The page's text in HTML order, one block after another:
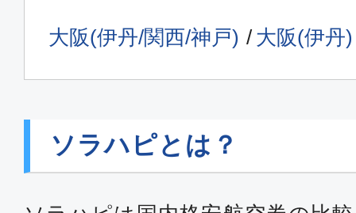
大阪(伊丹/関西/神戸) 大阪(伊丹)
ソラハピとは？